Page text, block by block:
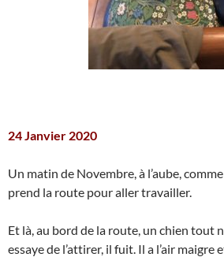
24 Janvier 2020
Un matin de Novembre, à l’aube,
prend la route pour aller travailler.
Et là, au bord de la route, un chien tout
essaye de l’attirer, il fuit. Il a l’air maigre